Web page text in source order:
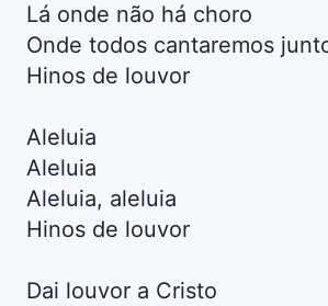
Lá onde não há choro
Onde todos cantaremos
Hinos de louvor
Aleluia
Aleluia
Aleluia, aleluia
Hinos de louvor
Dai louvor a Cristo